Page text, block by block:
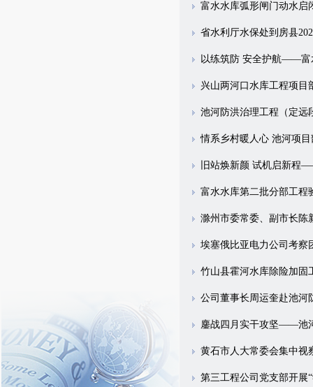
富水水库弧形闸门动水启
省水利厅水保处到房县
以练筑防 安全护航——富
兴山两河口水库工程项目
池河防洪治理工程（定远
情系乡村暖人心 池河项
旧站焕新颜 试机启新程
富水水库第二批分部工程
滁州市委常委、副市长陈
埃塞俄比亚电力公司考察
竹山县霍河水库除险加固
公司董事长周运奎赴池河
鏖战四月实干攻坚——池
黄石市人大常委会集中视
第三工程公司党支部开展